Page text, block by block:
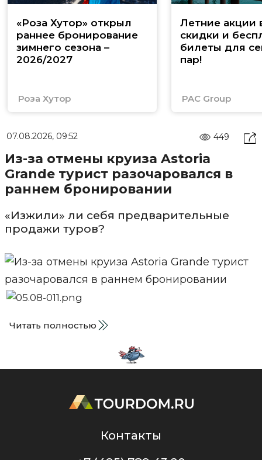
«Роза Хутор» открыл
раннее бронирование
зимнего сезона –
2026/2027
Роза Хутор
Летние акции
скидки и
билеты для
пар!
PAC Group
07.08.2026, 09:52 449
Из-за отмены круиза Astoria
Grande турист разочаровался в
раннем бронировании
«Изжили» ли себя предварительные
продажи туров?
Читать полностью
Контакты